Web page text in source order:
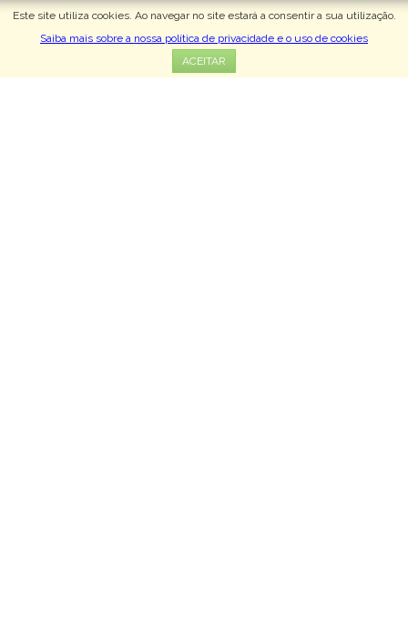
Este site utiliza cookies. Ao navegar no site estará a consentir a sua utilização.
Saiba mais sobre a nossa política de privacidade e o uso de cookies
ACEITAR
Menu